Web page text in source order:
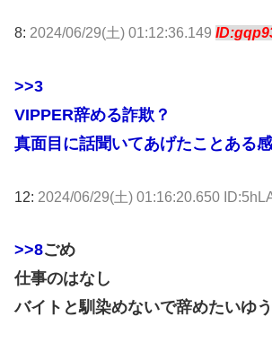
8: 2024/06/29(土) 01:12:36.149
>>3
VIPPER辞める詐欺？
真面目に話聞いてあげたことある
12: 2024/06/29(土) 01:16:20.650
>>8ごめ
仕事のはなし
バイトと馴染めないで辞めたいゆ